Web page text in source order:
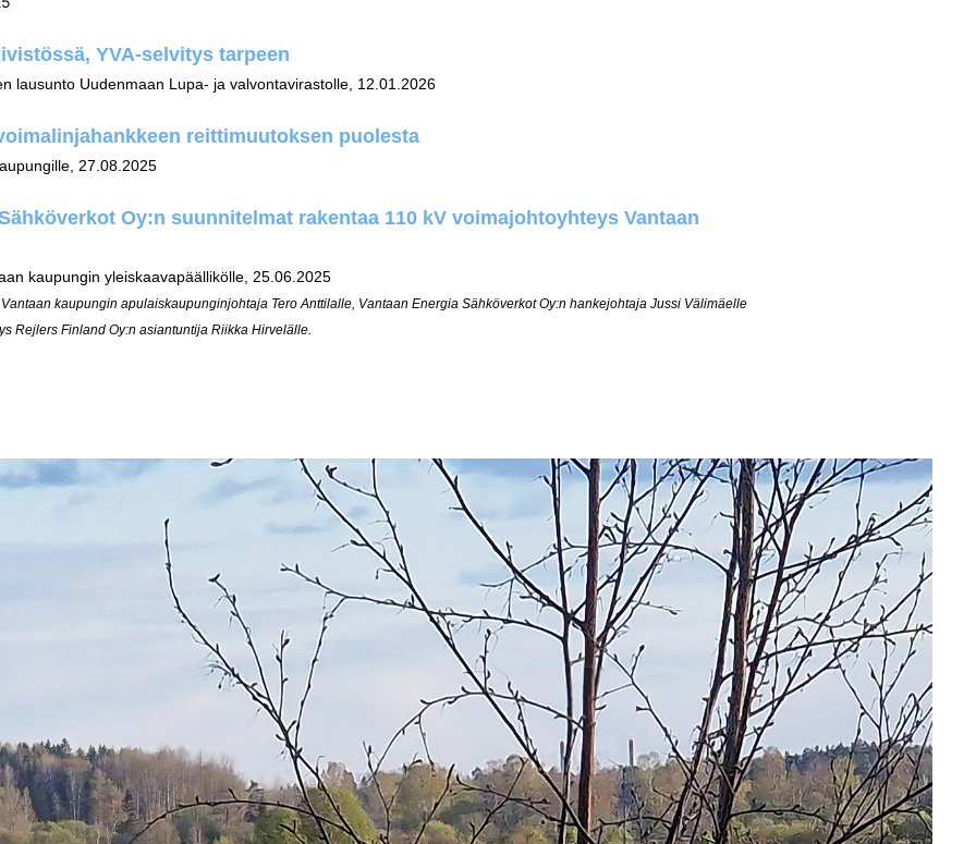
YVA-selvitys tarpeen
lausunto Uudenmaan Lupa- ja valvontavirastolle, 12.01.2026
reittimuutoksen puolesta
27.08.2025
Oy:n suunnitelmat rakentaa 110 kV voimajohtoyhteys Vantaan
kaupungin yleiskaavapäällikölle, 25.06.2025
kaupungin apulaiskaupunginjohtaja Tero Anttilalle, Vantaan Energia Sähköverkot Oy:n hankejohtaja Jussi Välimäelle
Rejlers Finland Oy:n asiantuntija Riikka Hirvelälle.